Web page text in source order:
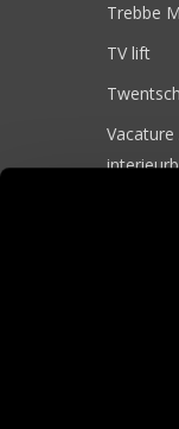
Trebbe
TV lift